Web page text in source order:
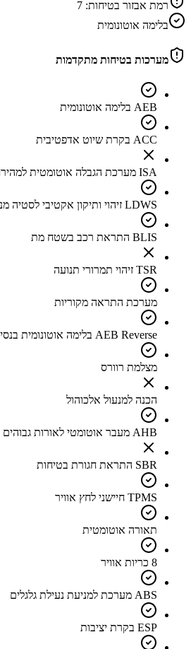
רמת אבזור בטיחות: 7
בלימה אוטונומית
מערכות בטיחות מתקדמות
AEB בלימה אוטונומית
ACC בקרת שיוט אדפטיבית
ISA מערכת הגבלה אוטומטית למהירות הרכב
LDWS זיהוי ותיקון אקטיבי לסטיה מנתיב
BLIS התראת רכב בשטח מת
TSR זיהוי תמרורי תנועה
מערכת התראה מקוריות
AEB Reverse בלימה אוטונומית בנסיעה לאחור
מצלמת רוורס
הכנה למנעול אלכוהול
AHB מעבר אוטומטי לאורות גבוהים
SBR התראת חגורת בטיחות
TPMS חיישני לחץ אוויר
תאורה אוטומטית
8 כריות אוויר
ABS מערכת למניעת נעילת גלגלים
ESP בקרת יציבות